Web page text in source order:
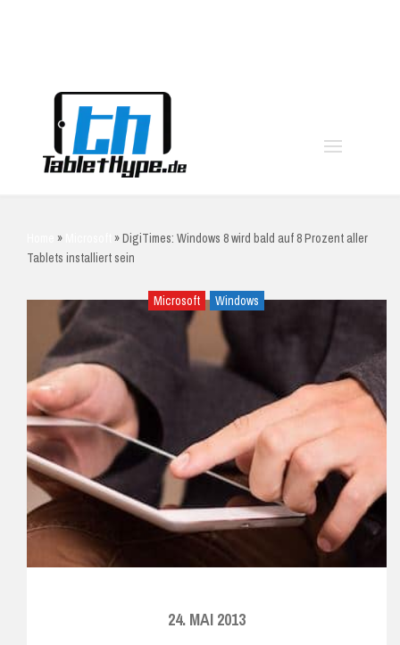
» »DigiTimes: Windows 8 wird bald auf 8 Prozent aller
Tablets installiert sein
Microsoft Windows
24. MAI 2013